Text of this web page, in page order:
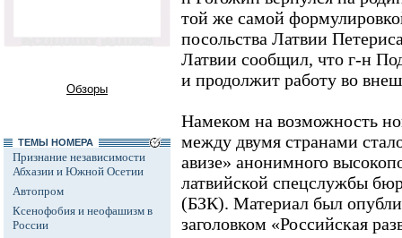
Обзоры
ТЕМЫ НОМЕРА
Признание независимости
Абхазии и Южной Осетии
Автопром
Ксенофобия и неофашизм в
России
той же самой
посольства Латвии
Латвии сообщил, что г-н
и продолжит работу во
Намеком на возможность
между двумя странами
авизе» анонимного
латвийской спецслужбы
(БЗК). Материал был
заголовком «Российская